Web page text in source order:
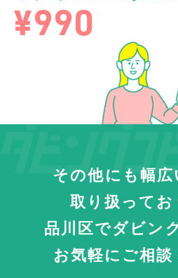
¥990
その他にも幅広
取り扱ってお
品川区でダビン
お気軽にご相談